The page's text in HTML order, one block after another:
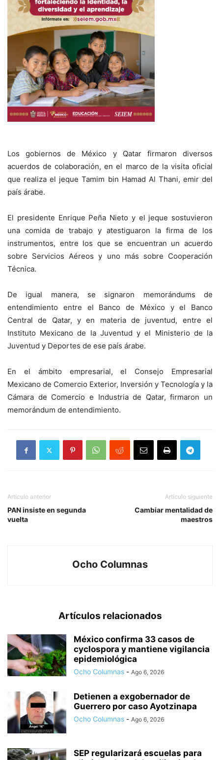
Los gobiernos de México y Qatar firmaron diversos
acuerdos de colaboración, en el marco de la visita oficial
que realiza el jeque Tamim bin Hamad Al Thani, emir del
país árabe.
El presidente Enrique Peña Nieto y el jeque sostuvieron
una comida de trabajo y atestiguaron la firma de los
instrumentos, entre los que se encuentran un acuerdo
sobre Servicios Aéreos y uno más sobre Cooperación
Técnica.
De igual manera, se signaron memorándums de
entendimiento entre el Banco de México y el Banco
Central de Qatar, y en materia de juventud, entre el
Instituto Mexicano de la Juventud y el Ministerio de la
Juventud y Deportes de ese país árabe.
En el ámbito empresarial, el Consejo Empresarial
Mexicano de Comercio Exterior, Inversión y Tecnología y la
Cámara de Comercio e Industria de Qatar, firmaron un
memorándum de entendimiento.
Artículo anterior
PAN insiste en segunda
vuelta
Artículo siguiente
Cambiar mentalidad de
maestros
Ocho Columnas
Artículos relacionados
México confirma 33 casos de
cyclospora y mantiene vigilancia
epidemiológica
Ocho Columnas - Ago 6, 2026
Detienen a exgobernador de
Guerrero por caso Ayotzinapa
Ocho Columnas - Ago 6, 2026
SEP regularizará escuelas para